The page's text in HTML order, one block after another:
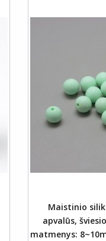
Maistinio
apvalūs,
matmenys: